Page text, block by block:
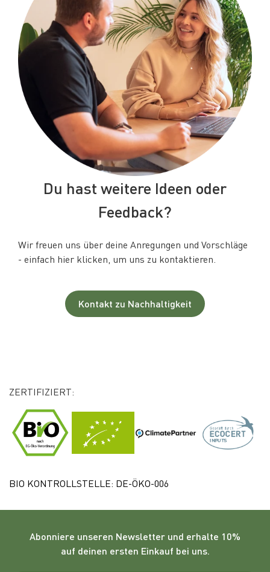
Du hast weitere Ideen oder
Feedback?
Wir freuen uns über deine Anregungen und Vorschläge
- einfach hier klicken, um uns zu kontaktieren.
Kontakt zu Nachhaltigkeit
ZERTIFIZIERT:
BIO KONTROLLSTELLE: DE-ÖKO-006
Abonniere unseren Newsletter und erhalte 10%
auf deinen ersten Einkauf bei uns.